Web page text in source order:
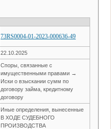
73RS0004-01-2023-000636-49
22.10.2025
Споры, связанные с
имущественными правами →
Иски о взыскании сумм по
договору займа, кредитному
договору
Иные определения, вынесенные
В ХОДЕ СУДЕБНОГО
ПРОИЗВОДСТВА